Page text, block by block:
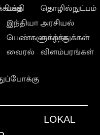
பக்தி
இந்தியா
பெண்களுக்காக
வைரல்
தொழில்நுட்பம்
அரசியல்
வாழ்த்துக்கள்
விளம்பரங்கள்
LOKAL